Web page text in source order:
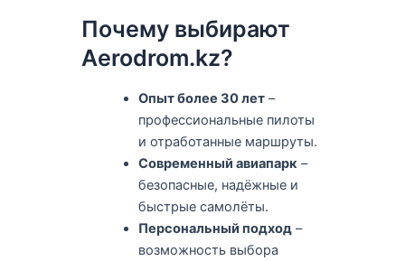
Почему выбирают
Aerodrom.kz?
Опыт более 30 лет –
профессиональные пилоты
и отработанные маршруты.
Современный авиапарк –
безопасные, надёжные и
быстрые самолёты.
Персональный подход –
возможность выбора